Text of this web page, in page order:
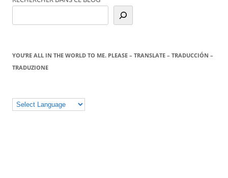
YOU’RE ALL IN THE WORLD TO ME. PLEASE – TRANSLATE – TRADUCCIÓN –
TRADUZIONE